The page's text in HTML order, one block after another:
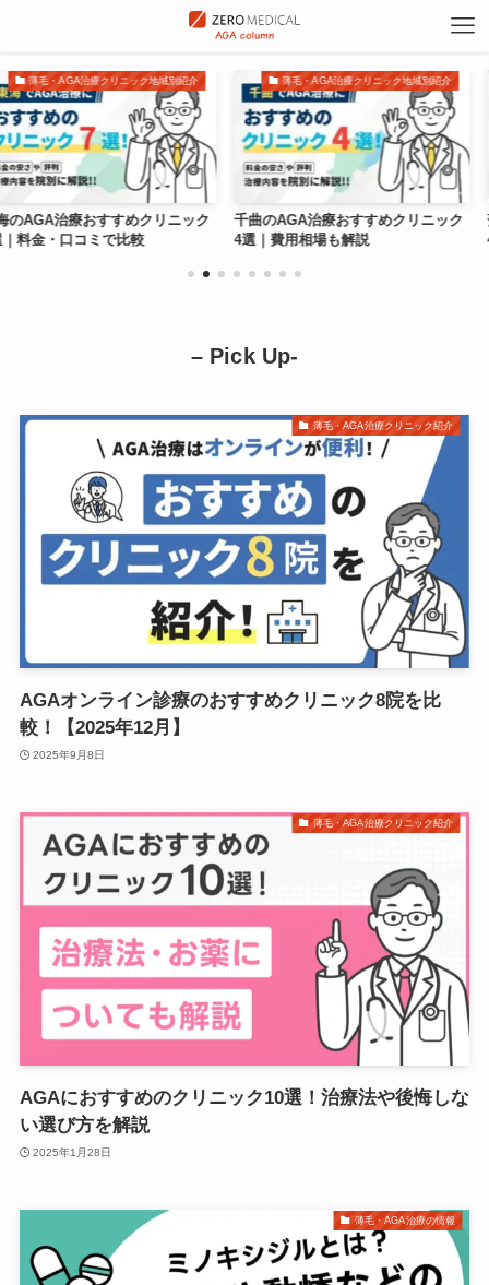
リニック地域別紹介
めクリニック
比較
薄毛・AGA治療クリニック地域別紹介
千曲のAGA治療おすすめクリニック
4選｜費用相場も解説
薄毛・AGA
蒲郡のAGA治療
4選｜オンライ
– Pick Up-
薄毛・AGA治療クリニック紹介
AGAオンライン診療のおすすめクリニック8院を比
較！【2025年12月】
2025年9月8日
薄毛・AGA治療クリニック紹介
AGAにおすすめのクリニック10選！治療法や後悔しな
い選び方を解説
2025年1月28日
薄毛・AGA治療の情報